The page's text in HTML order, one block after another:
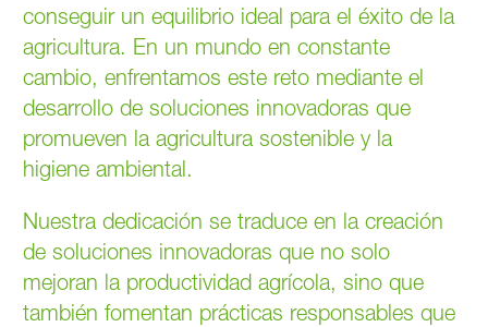
conseguir un equilibrio ideal para el éxito de la
agricultura. En un mundo en constante
cambio, enfrentamos este reto mediante el
desarrollo de soluciones innovadoras que
promueven la agricultura sostenible y la
higiene ambiental.
Nuestra dedicación se traduce en la creación
de soluciones innovadoras que no solo
mejoran la productividad agrícola, sino que
también fomentan prácticas responsables que